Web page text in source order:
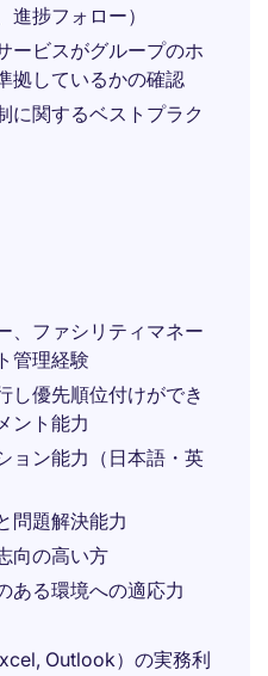
捗フォロー）
ービスがグループのホ
拠しているかの確認
に関するベストプラク
、ファシリティマネー
管理経験
し優先順位付けができ
ント能力
ョン能力（日本語・英
問題解決能力
向の高い方
ある環境への適応力
Outlook）の実務利